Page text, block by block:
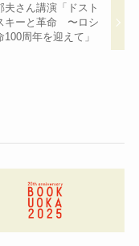
夫さん講演「ドスト
キーと革命 〜ロシ
100周年を迎えて」